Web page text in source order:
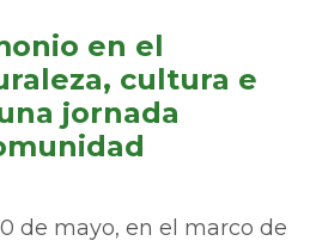
en el
cultura e
jornada
de mayo, en el marco de